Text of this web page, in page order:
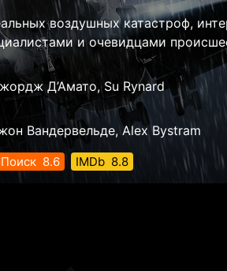
воздушных катастроф,
и очевидцами
Д’Амато, Su Rynard
Вандервельде, Alex Bystram
8.6 IMDb 8.8